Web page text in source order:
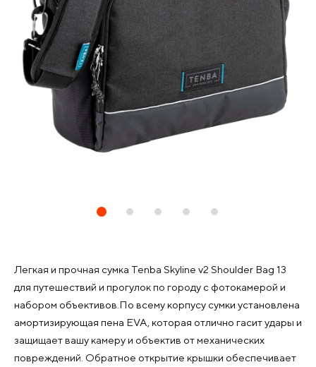
Легкая и прочная сумка Tenba Skyline v2 Shoulder Bag 13
для путешествий и прогулок по городу с фотокамерой и
набором объективов.По всему корпусу сумки установлена
амортизирующая пена EVA, которая отлично гасит удары и
защищает вашу камеру и объектив от механических
повреждений. Обратное открытие крышки обеспечивает